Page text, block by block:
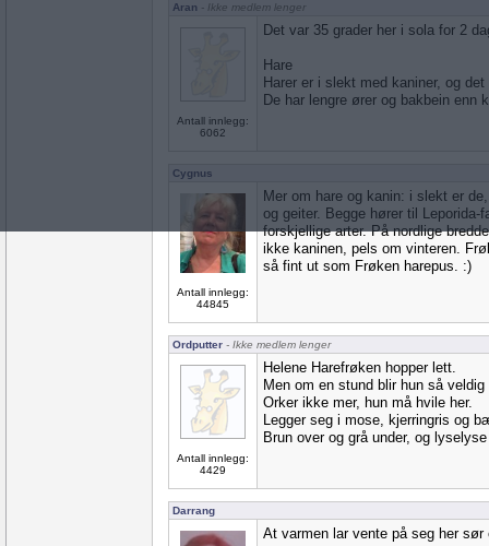
Aran - Ikke medlem lenger
Antall innlegg:
6062
Det var 35 grader her i sola for 2
Hare
Harer er i slekt med kaniner, og
De har lengre ører og bakbein enn
Cygnus
Antall innlegg:
44845
Mer om hare og kanin: i slekt er
og geiter. Begge hører til Leporida-
forskjellige arter. På nordlige
ikke kaninen, pels om vinteren.
så fint ut som Frøken harepus. :)
Ordputter - Ikke medlem lenger
Antall innlegg:
4429
Helene Harefrøken hopper lett.
Men om en stund blir hun så
Orker ikke mer, hun må hvile her.
Legger seg i mose, kjerringris og
Brun over og grå under, og
Darrang
At varmen lar vente på seg her sør